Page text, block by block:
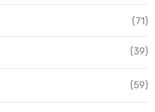
(71)
(39)
(59)